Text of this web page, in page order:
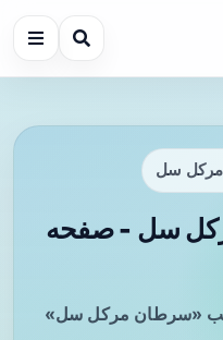
سل
سل - صفحه
«سرطان مرکل سل»